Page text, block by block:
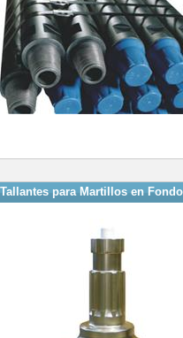
Tallantes para Martillos en Fondo